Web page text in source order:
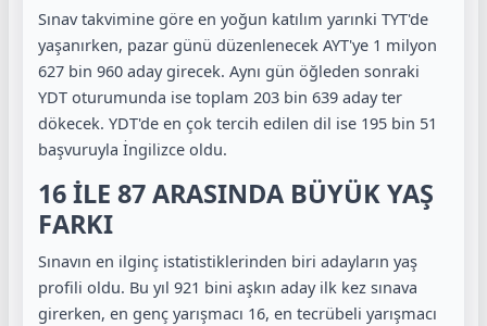
Sınav takvimine göre en yoğun katılım yarınki TYT'de
yaşanırken, pazar günü düzenlenecek AYT'ye 1 milyon
627 bin 960 aday girecek. Aynı gün öğleden sonraki
YDT oturumunda ise toplam 203 bin 639 aday ter
dökecek. YDT'de en çok tercih edilen dil ise 195 bin 51
başvuruyla İngilizce oldu.
16 İLE 87 ARASINDA BÜYÜK YAŞ
FARKI
Sınavın en ilginç istatistiklerinden biri adayların yaş
profili oldu. Bu yıl 921 bini aşkın aday ilk kez sınava
girerken, en genç yarışmacı 16, en tecrübeli yarışmacı